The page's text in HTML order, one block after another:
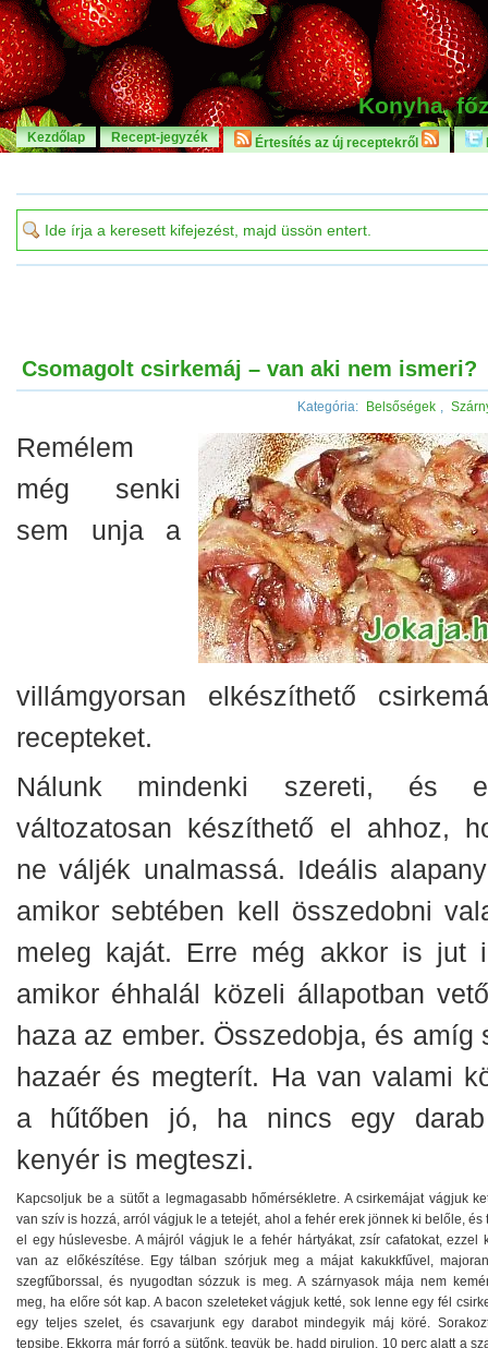
Konyha,
Kezdőlap Recept-jegyzék Értesítés az új receptekről
Csomagolt csirkemáj – van aki nem ismeri?
Kategória: Belsőségek ,
Remélem
még senki
sem unja a
villámgyorsan elkészíthető
recepteket.
Nálunk mindenki szereti, és
változatosan készíthető el ahhoz,
ne váljék unalmassá. Ideális
amikor sebtében kell összedobni
meleg kaját. Erre még akkor is jut
amikor éhhalál közeli állapotban
haza az ember. Összedobja, és amíg
hazaér és megterít. Ha van valami
a hűtőben jó, ha nincs egy
kenyér is megteszi.
Kapcsoljuk be a sütőt a legmagasabb hőmérsékletre. A csirkemájat vágjuk
van szív is hozzá, arról vágjuk le a tetejét, ahol a fehér erek jönnek ki belőle, és
el egy húslevesbe. A májról vágjuk le a fehér hártyákat, zsír cafatokat, ezzel
van az előkészítése. Egy tálban szórjuk meg a májat kakukkfűvel,
szegfűborssal, és nyugodtan sózzuk is meg. A szárnyasok mája nem
meg, ha előre sót kap. A bacon szeleteket vágjuk ketté, sok lenne egy fél
egy teljes szelet, és csavarjunk egy darabot mindegyik máj köré.
tepsibe. Ekkorra már forró a sütőnk, tegyük be, hadd piruljon. 10 perc alatt a